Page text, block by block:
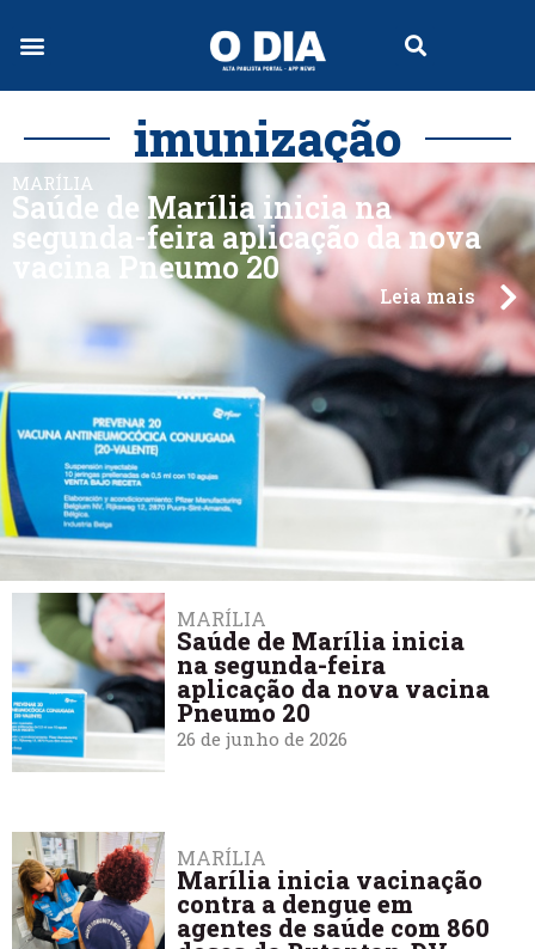
imunização
MARÍLIA
Saúde de Marília inicia na
segunda-feira aplicação da nova
vacina Pneumo 20
Leia mais
MARÍLIA
Saúde de Marília inicia
na segunda-feira
aplicação da nova vacina
Pneumo 20
26 de junho de 2026
MARÍLIA
Marília inicia vacinação
contra a dengue em
agentes de saúde com 860